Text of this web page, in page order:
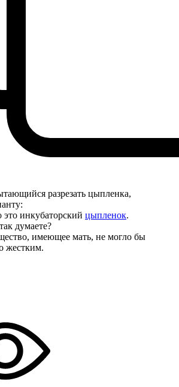
разрезать цыпленка,
инкубаторский цыпленок.
думаете?
имеющее мать, не могло бы
жестким.